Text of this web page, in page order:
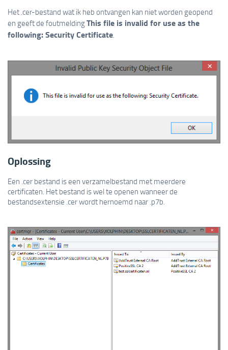
Het .cer-bestand wat ik heb ontvangen kan niet worden geopend
en geeft de foutmeldingThis file is invalid for use as the
following: Security Certificate.
Oplossing
Een .cer bestand is een verzamelbestand met meerdere
certificaten. Het bestand is wel te openen wanneer de
bestandsextensie .cer wordt hernoemd naar .p7b.